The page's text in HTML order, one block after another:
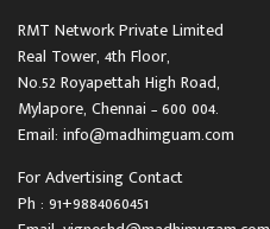
RMT Network Private Limited
Real Tower, 4th Floor,
No.52 Royapettah High Road,
Mylapore, Chennai – 600 004.
Email: info@madhimguam.com
For Advertising Contact
Ph : 91+9884060451